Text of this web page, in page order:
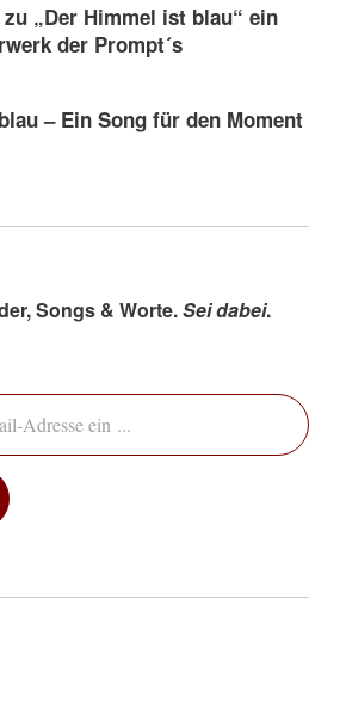
„Der Himmel ist blau“ ein
der Prompt´s
– Ein Song für den Moment
Songs & Worte.Sei dabei.